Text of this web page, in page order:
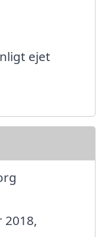
ejet